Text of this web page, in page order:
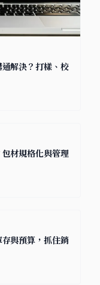
解決？打樣、校
材規格化與管理
與預算，抓住銷